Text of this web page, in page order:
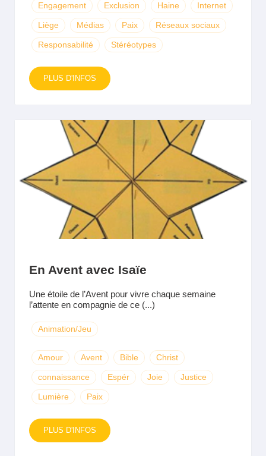
Engagement Exclusion Haine Internet
Liège Médias Paix Réseaux sociaux
Responsabilité Stéréotypes
PLUS D'INFOS
En Avent avec Isaïe
Une étoile de l’Avent pour vivre chaque semaine
l’attente en compagnie de ce (...)
Animation/Jeu
Amour Avent Bible Christ
connaissance Espér Joie Justice
Lumière Paix
PLUS D'INFOS